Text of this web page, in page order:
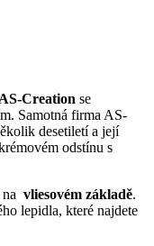
AS-Creation se
Samotná firma AS-
desetiletí a její
odstínu s
na vliesovém základě.
lepidla, které najdete